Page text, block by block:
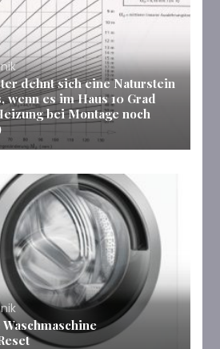
dehnt sich eine Naturstein
wenn es im Haus 10 Grad
bei Montage noch